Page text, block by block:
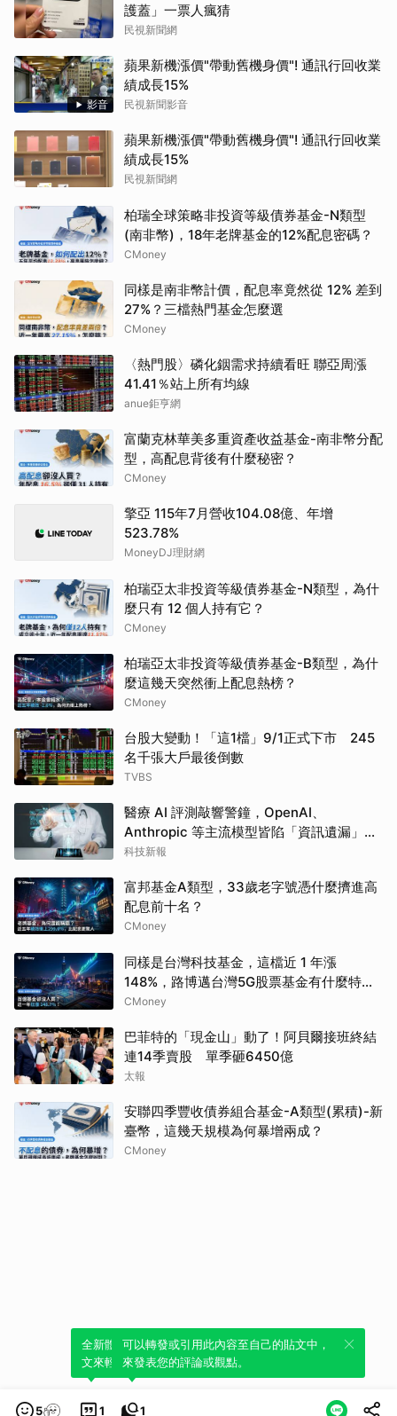
護蓋」一票人瘋猜
民視新聞網
影音
蘋果新機漲價"帶動舊機身價"! 通訊行回收業
績成長15%
民視新聞影音
蘋果新機漲價"帶動舊機身價"! 通訊行回收業
績成長15%
民視新聞網
柏瑞全球策略非投資等級債券基金-N類型
(南非幣)，18年老牌基金的12%配息密碼？
CMoney
同樣是南非幣計價，配息率竟然從 12% 差到
27%？三檔熱門基金怎麼選
CMoney
〈熱門股〉磷化銦需求持續看旺 聯亞周漲
41.41％站上所有均線
anue鉅亨網
富蘭克林華美多重資產收益基金-南非幣分配
型，高配息背後有什麼秘密？
CMoney
擎亞 115年7月營收104.08億、年增
523.78%
MoneyDJ理財網
柏瑞亞太非投資等級債券基金-N類型，為什
麼只有 12 個人持有它？
CMoney
柏瑞亞太非投資等級債券基金-B類型，為什
麼這幾天突然衝上配息熱榜？
CMoney
台股大變動！「這1檔」9/1正式下市 245
名千張大戶最後倒數
TVBS
醫療 AI 評測敲響警鐘，OpenAI、
Anthropic 等主流模型皆陷「資訊遺漏」盲
點
科技新報
富邦基金A類型，33歲老字號憑什麼擠進高
配息前十名？
CMoney
同樣是台灣科技基金，這檔近 1 年漲
148%，路博邁台灣5G股票基金有什麼特
別？
CMoney
巴菲特的「現金山」動了！阿貝爾接班終結
連14季賣股 單季砸6450億
太報
安聯四季豐收債券組合基金-A類型(累積)-新
臺幣，這幾天規模為何暴增兩成？
CMoney
5 1
全新體驗！一鍵引用此內容，透過發布貼
文來輕鬆表達個人立場。
1
可以轉發或引用此內容至自己的貼文中，
來發表您的評論或觀點。